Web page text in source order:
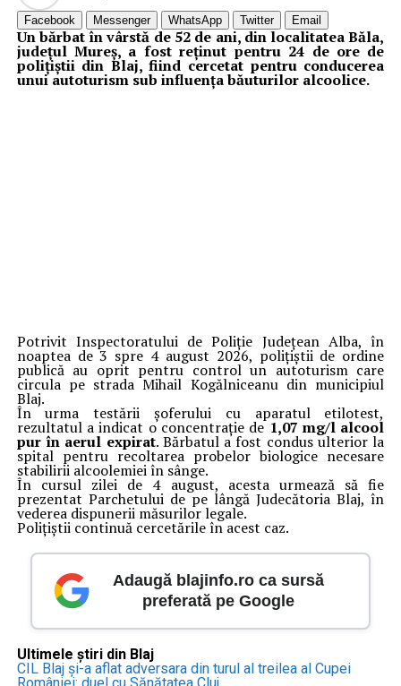
Facebook Messenger WhatsApp Twitter Email
Un bărbat în vârstă de 52 de ani, din localitatea Băla,
județul Mureș, a fost reținut pentru 24 de ore de
polițiștii din Blaj, fiind cercetat pentru conducerea
unui autoturism sub influența băuturilor alcoolice.
Potrivit Inspectoratului de Poliție Județean Alba, în
noaptea de 3 spre 4 august 2026, polițiștii de ordine
publică au oprit pentru control un autoturism care
circula pe strada Mihail Kogălniceanu din municipiul
Blaj.
În urma testării șoferului cu aparatul etilotest,
rezultatul a indicat o concentrație de 1,07 mg/l alcool
pur în aerul expirat. Bărbatul a fost condus ulterior la
spital pentru recoltarea probelor biologice necesare
stabilirii alcoolemiei în sânge.
În cursul zilei de 4 august, acesta urmează să fie
prezentat Parchetului de pe lângă Judecătoria Blaj, în
vederea dispunerii măsurilor legale.
Polițiștii continuă cercetările în acest caz.
Adaugă blajinfo.ro ca sursă
preferată pe Google
Ultimele știri din Blaj
CIL Blaj și-a aflat adversara din turul al treilea al Cupei
României: duel cu Sănătatea Cluj